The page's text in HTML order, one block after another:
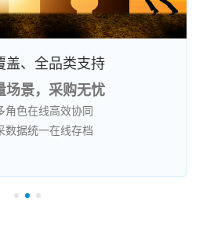
盖、全品类支持
景，采购无忧
角色在线高效协同
数据统一在线存档